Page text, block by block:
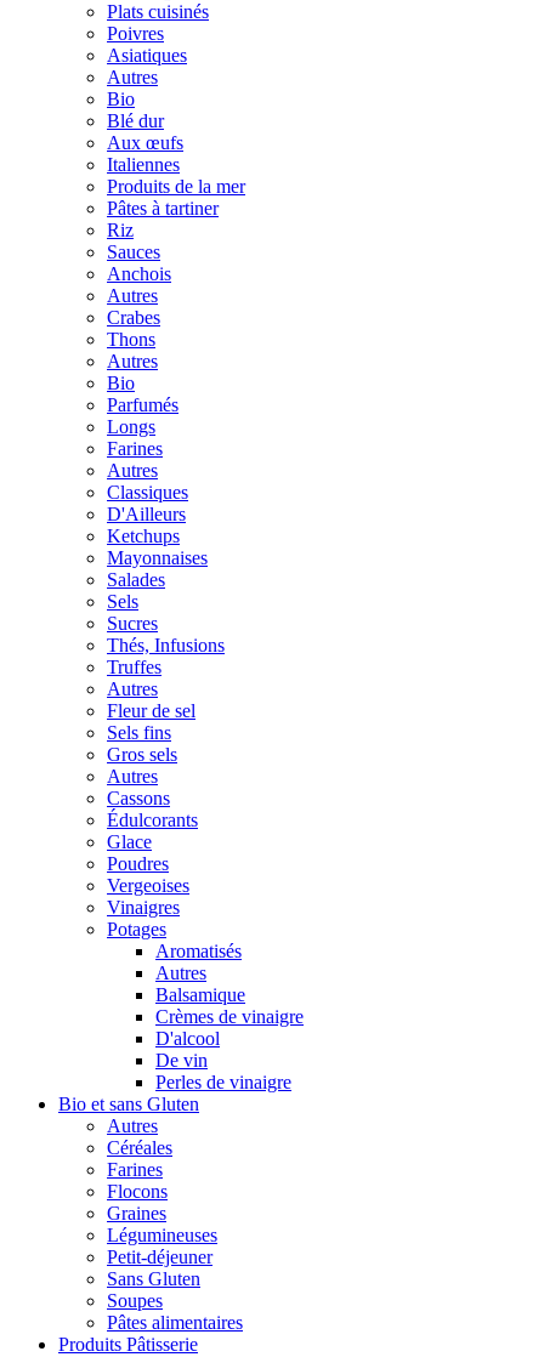
Plats cuisinés
Poivres
Asiatiques
Autres
Bio
Blé dur
Aux œufs
Italiennes
Produits de la mer
Pâtes à tartiner
Riz
Sauces
Anchois
Autres
Crabes
Thons
Autres
Bio
Parfumés
Longs
Farines
Autres
Classiques
D'Ailleurs
Ketchups
Mayonnaises
Salades
Sels
Sucres
Thés, Infusions
Truffes
Autres
Fleur de sel
Sels fins
Gros sels
Autres
Cassons
Édulcorants
Glace
Poudres
Vergeoises
Vinaigres
Potages
Aromatisés
Autres
Balsamique
Crèmes de vinaigre
D'alcool
De vin
Perles de vinaigre
Bio et sans Gluten
Autres
Céréales
Farines
Flocons
Graines
Légumineuses
Petit-déjeuner
Sans Gluten
Soupes
Pâtes alimentaires
Produits Pâtisserie